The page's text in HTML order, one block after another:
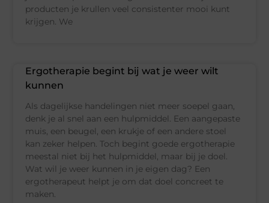
producten je krullen veel consistenter mooi kunt
krijgen. We
Ergotherapie begint bij wat je weer wilt
kunnen
Als dagelijkse handelingen niet meer soepel gaan,
denk je al snel aan een hulpmiddel. Een aangepaste
muis, een beugel, een krukje of een andere stoel
kan zeker helpen. Toch begint goede ergotherapie
meestal niet bij het hulpmiddel, maar bij je doel.
Wat wil je weer kunnen in je eigen dag? Een
ergotherapeut helpt je om dat doel concreet te
maken.